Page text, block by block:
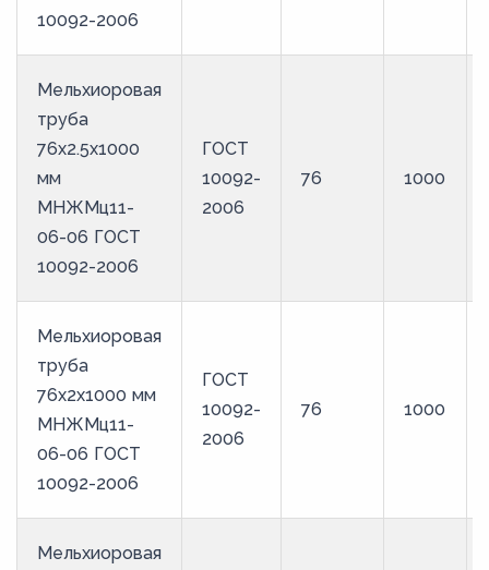
10092-2006
Мельхиоровая
труба
76х2.5х1000
мм
МНЖМц11-
06-06 ГОСТ
10092-2006
ГОСТ
10092-
2006
76 1000
Мельхиоровая
труба
76х2х1000 мм
МНЖМц11-
06-06 ГОСТ
10092-2006
ГОСТ
10092-
2006
76 1000
Мельхиоровая